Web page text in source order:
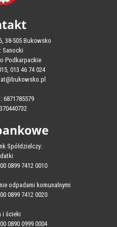
38-505 Bukowsko
Sanocki
Podkarpackie
013 46 74 024
6871785579
Spółdzielczy:
0899 7412 0010
odpadami komunalnymi
0899 7412 0020
i ścieki
0890 0999 0004